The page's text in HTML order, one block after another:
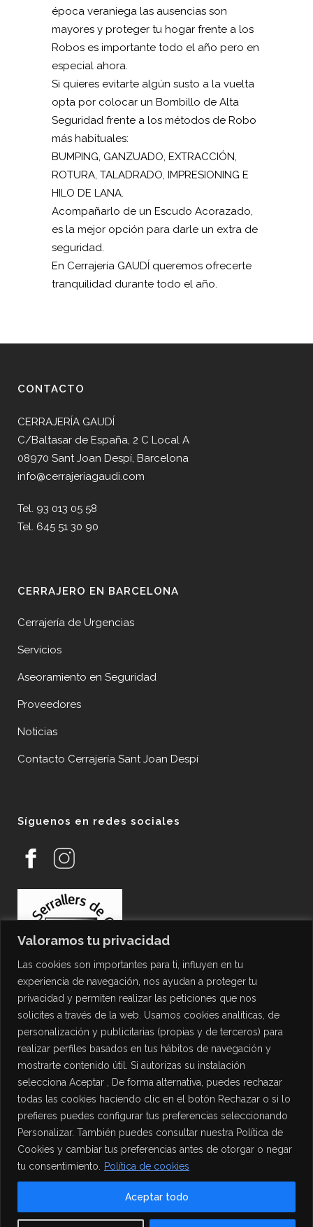
Valoramos tu privacidad
Las cookies son importantes para ti, influyen en tu
experiencia de navegación, nos ayudan a proteger tu
privacidad y permiten realizar las peticiones que nos
solicites a través de la web. Usamos cookies analíticas, de
personalización y publicitarias (propias y de terceros) para
realizar perfiles basados en tus hábitos de navegación y
mostrarte contenido útil. Si autorizas su instalación
selecciona Aceptar , De forma alternativa, puedes rechazar
todas las cookies haciendo clic en el botón Rechazar o si lo
prefieres puedes configurar tus preferencias seleccionando
Personalizar. También puedes consultar nuestra Política de
Cookies y cambiar tus preferencias antes de otorgar o negar
tu consentimiento.
Política de cookies
Aceptar todo
época veraniega las ausencias son
mayores y proteger tu hogar frente a los
Robos es importante todo el año pero en
especial ahora.
Si quieres evitarte algún susto a la vuelta
opta por colocar un Bombillo de Alta
Seguridad frente a los métodos de Robo
más habituales:
BUMPING, GANZUADO, EXTRACCIÓN,
ROTURA, TALADRADO, IMPRESIONING E
HILO DE LANA.
Acompañarlo de un Escudo Acorazado,
es la mejor opción para darle un extra de
seguridad.
En Cerrajería GAUDÍ queremos ofrecerte
tranquilidad durante todo el año.
CONTACTO
CERRAJERÍA GAUDÍ
C/Baltasar de España, 2 C Local A
08970 Sant Joan Despí, Barcelona
info@cerrajeriagaudi.com
Tel. 93 013 05 58
Tel. 645 51 30 90
CERRAJERO EN BARCELONA
Cerrajería de Urgencias
Servicios
Aseoramiento en Seguridad
Proveedores
Noticias
Contacto Cerrajería Sant Joan Despí
Síguenos en redes sociales
PROTECCIÓN DE DATOS
Política de Privacidad
Política de Cookies
Aviso Legal